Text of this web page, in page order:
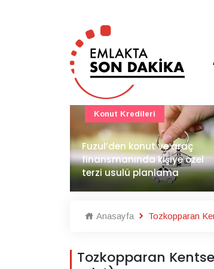
İv Kandilli'de yaşam
yakında başlıyor
Konut Projeleri
Anasayfa Tozkopparan
Tozkopparan